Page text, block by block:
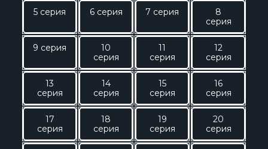
5 серия 6 серия 7 серия
8
серия
9 серия
10
серия
11
серия
12
серия
13
серия
14
серия
15
серия
16
серия
17
серия
18
серия
19
серия
20
серия